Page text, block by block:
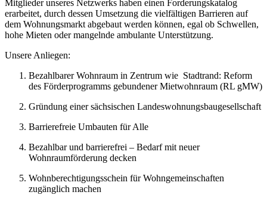
Mitglieder unseres Netzwerks haben einen Forderungskatalog
erarbeitet, durch dessen Umsetzung die vielfältigen Barrieren auf
dem Wohnungsmarkt abgebaut werden können, egal ob Schwellen,
hohe Mieten oder mangelnde ambulante Unterstützung.
Unsere Anliegen:
Bezahlbarer Wohnraum in Zentrum wie Stadtrand: Reform
des Förderprogramms gebundener Mietwohnraum (RL gMW)
Gründung einer sächsischen Landeswohnungsbaugesellschaft
Barrierefreie Umbauten für Alle
Bezahlbar und barrierefrei – Bedarf mit neuer
Wohnraumförderung decken
Wohnberechtigungsschein für Wohngemeinschaften
zugänglich machen